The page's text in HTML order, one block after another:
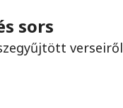
sors
verseiről